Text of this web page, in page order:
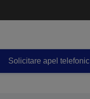
Solicitare apel telefonic